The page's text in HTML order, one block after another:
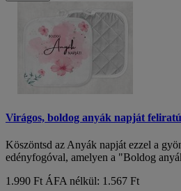
Virágos, boldog anyák napját
Köszöntsd az Anyák napját ezzel a
edényfogóval, amelyen a "Boldog
1.990 Ft ÁFA nélkül: 1.567 Ft